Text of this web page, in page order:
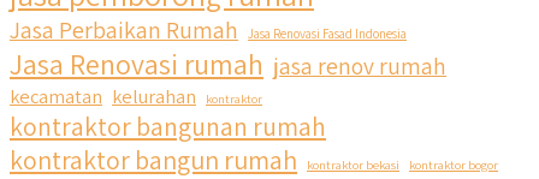
Jasa Perbaikan Rumah Jasa Renovasi Fasad Indonesia
Jasa Renovasi rumah jasa renov rumah
kecamatan kelurahan kontraktor
kontraktor bangunan rumah
kontraktor bangun rumah
kontraktor bekasi
kontraktor bogor